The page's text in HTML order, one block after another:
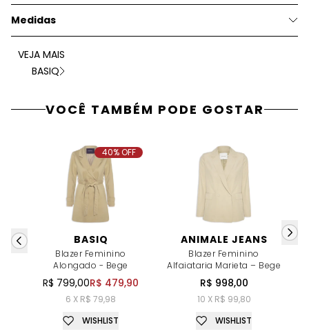
Medidas
VEJA MAIS
BASIQ
VOCÊ TAMBÉM PODE GOSTAR
BASIQ
Blazer Feminino
Alongado - Bege
R$ 799,00R$ 479,90
6 X R$ 79,98
40% OFF
WISHLIST
ANIMALE JEANS
Blazer Feminino
Alfaiataria Marieta – Bege
R$ 998,00
10 X R$ 99,80
WISHLIST